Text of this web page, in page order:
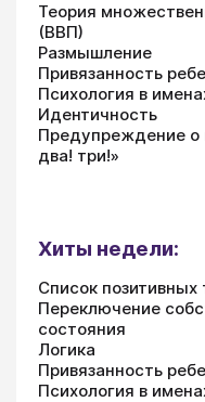
Теория
(ВВП)
Размышление
Привязанность
Психология в
Идентичность
Предупреждение о
два! три!»
Хиты недели:
Список
Переключение
состояния
Логика
Привязанность
Психология в